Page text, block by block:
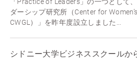
ダーシップ研究所（Center for
CWGL）」を昨年度設立しました...
シドニー大学ビジネススクールか